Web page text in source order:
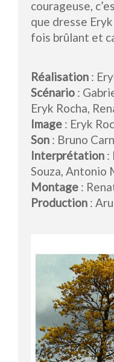
courageuse,
que dresse
fois brûlant et
Réalisation :
Scénario :
Eryk Rocha,
Image : Eryk
Son : Bruno
Interprétation :
Souza, Antonio
Montage :
Production :